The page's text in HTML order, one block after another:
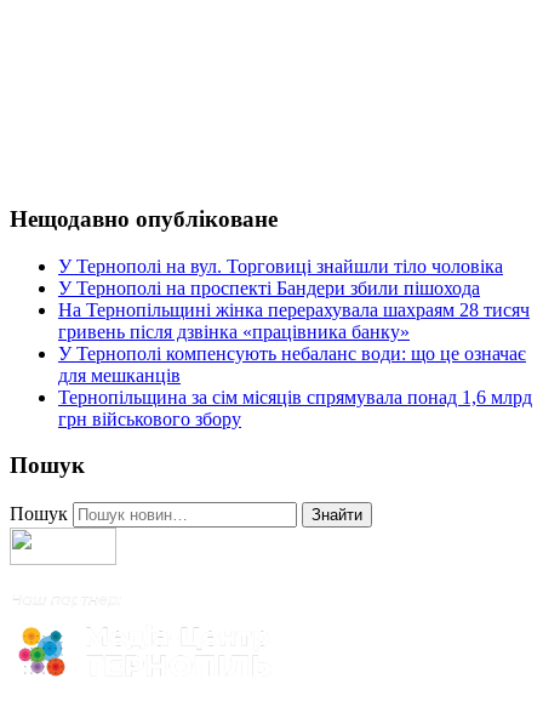
Нещодавно опубліковане
У Тернополі на вул. Торговиці знайшли тіло чоловіка
У Тернополі на проспекті Бандери збили пішохода
На Тернопільщині жінка перерахувала шахраям 28 тисяч
гривень після дзвінка «працівника банку»
У Тернополі компенсують небаланс води: що це означає
для мешканців
Тернопільщина за сім місяців спрямувала понад 1,6 млрд
грн військового збору
Пошук
Пошук Знайти